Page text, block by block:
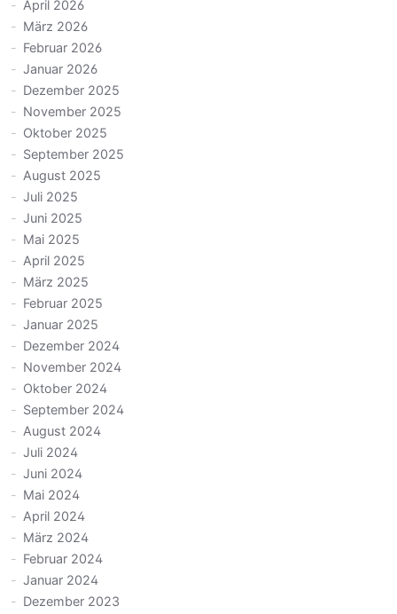
April 2026
März 2026
Februar 2026
Januar 2026
Dezember 2025
November 2025
Oktober 2025
September 2025
August 2025
Juli 2025
Juni 2025
Mai 2025
April 2025
März 2025
Februar 2025
Januar 2025
Dezember 2024
November 2024
Oktober 2024
September 2024
August 2024
Juli 2024
Juni 2024
Mai 2024
April 2024
März 2024
Februar 2024
Januar 2024
Dezember 2023